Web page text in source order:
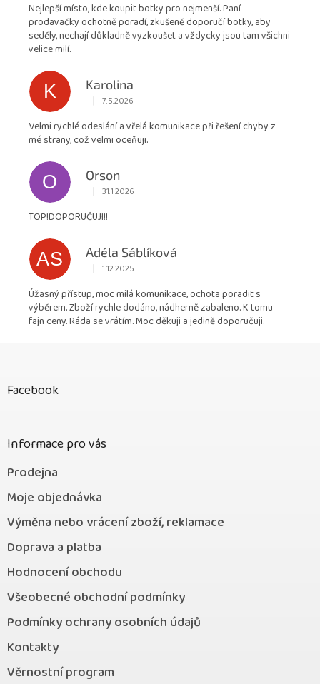
4,9
z
Nejlepší místo, kde koupit botky pro nejmenší. Paní
prodavačky ochotně poradí, zkušeně doporučí botky, aby
seděly, nechají důkladně vyzkoušet a vždycky jsou tam všichni
velice milí.
K
Karolina
Hodnocení obchodu je 5 z 5 hvězdiček.
| 7.5.2026
Velmi rychlé odeslání a vřelá komunikace při řešení chyby z
mé strany, což velmi oceňuji.
O
Orson
Hodnocení obchodu je 5 z 5 hvězdiček.
| 31.1.2026
TOP!DOPORUČUJI!!
AS
Adéla Sáblíková
Hodnocení obchodu je 5 z 5 hvězdiček.
| 1.12.2025
Úžasný přístup, moc milá komunikace, ochota poradit s
výběrem. Zboží rychle dodáno, nádherně zabaleno. K tomu
fajn ceny. Ráda se vrátím. Moc děkuji a jedině doporučuji.
Facebook
Informace pro vás
Prodejna
Moje objednávka
Výměna nebo vrácení zboží, reklamace
Doprava a platba
Hodnocení obchodu
Všeobecné obchodní podmínky
Podmínky ochrany osobních údajů
Kontakty
Věrnostní program